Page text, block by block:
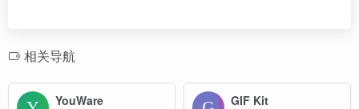
相关导航
YouWare GIF Kit